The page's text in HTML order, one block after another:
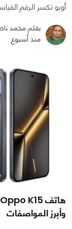
أوبو تكسر الرقم
بقلم محمد
منذ أسبوع
وأبرز المواصفات